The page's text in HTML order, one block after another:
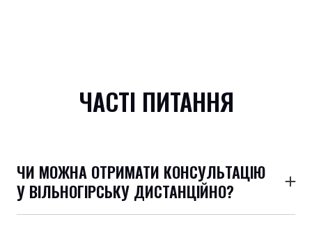
ЧАСТІ ПИТАННЯ
ЧИ МОЖНА ОТРИМАТИ КОНСУЛЬТАЦІЮ
У ВІЛЬНОГІРСЬКУ ДИСТАНЦІЙНО?